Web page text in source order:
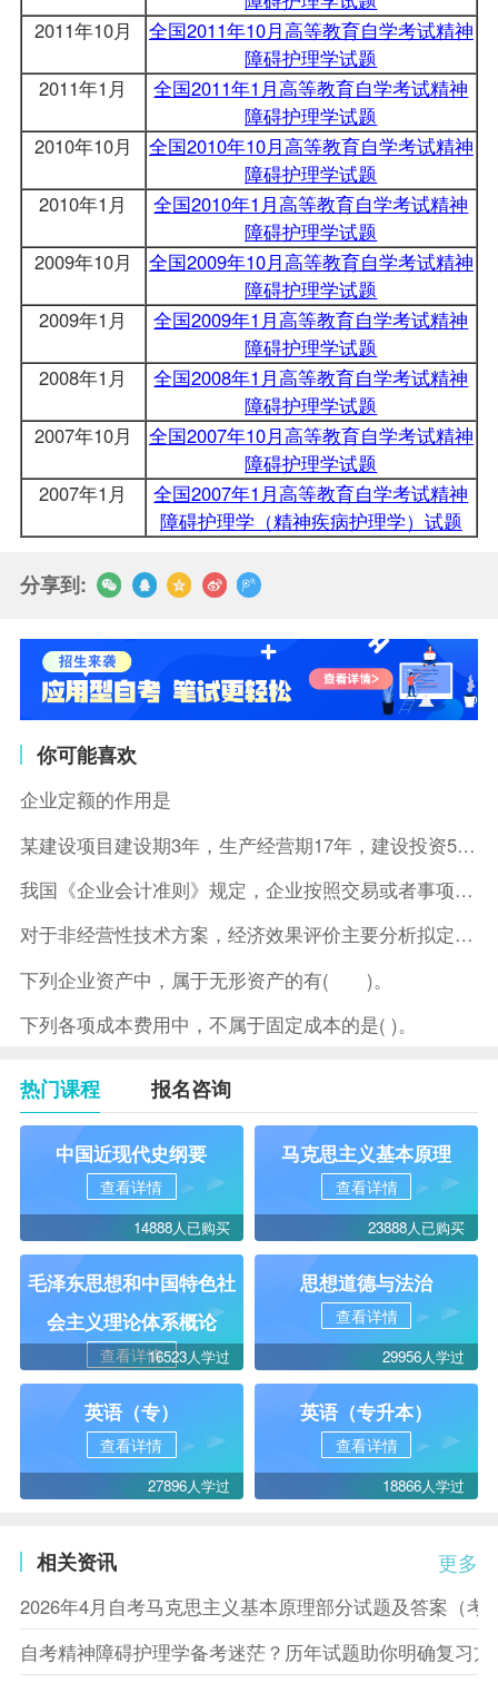
2011年10月
全国2011年10月高等教育自学考试精神
障碍护理学试题
2011年1月
全国2011年1月高等教育自学考试精神
障碍护理学试题
2010年10月
全国2010年10月高等教育自学考试精神
障碍护理学试题
2010年1月
全国2010年1月高等教育自学考试精神
障碍护理学试题
2009年10月
全国2009年10月高等教育自学考试精神
障碍护理学试题
2009年1月
全国2009年1月高等教育自学考试精神
障碍护理学试题
2008年1月
全国2008年1月高等教育自学考试精神
障碍护理学试题
2007年10月
全国2007年10月高等教育自学考试精神
障碍护理学试题
2007年1月
全国2007年1月高等教育自学考试精神
障碍护理学（精神疾病护理学）试题
分享到:
你可能喜欢
企业定额的作用是
某建设项目建设期3年，生产经营期17年，建设投资5500万元
我国《企业会计准则》规定，企业按照交易或者事项的经济特征确定
对于非经营性技术方案，经济效果评价主要分析拟定方案的( )。
下列企业资产中，属于无形资产的有( )。
下列各项成本费用中，不属于固定成本的是( )。
热门课程 报名咨询
中国近现代史纲要
查看详情
14888人已购买
马克思主义基本原理
查看详情
23888人已购买
毛泽东思想和中国特色社
会主义理论体系概论
查看详情16523人学过
思想道德与法治
查看详情
29956人学过
英语（专）
查看详情
27896人学过
英语（专升本）
查看详情
18866人学过
更多
相关资讯
2026年4月自考马克思主义基本原理部分试题及答案（考
自考精神障碍护理学备考迷茫？历年试题助你明确复习方